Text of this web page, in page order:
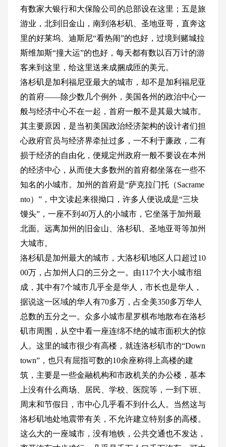
有数家大银行和大保险公司的总部设在这里；五是旅
游业，北到旧金山，南到洛杉矶、圣地亚哥，直奔这
里的好莱坞、迪斯尼“看热闹”的也好，过境到赌城拉
斯维加斯“撞大运”的也好，每天都有数以百万计的游
客来到这里，给这里送来成捆成匝的美元。
洛杉矶是加利福尼亚最大的城市，却不是加利福尼亚
的首府——除少数几个例外，美国各州的政治中心一
般与经济中心不在一起，首府一般不是其最大城市。
其主要原因，是当初美国政治经济架构的设计者们担
心政府官员与经济界牵扯过多，一不利于廉政，二有
损于经济的自由化，便规定州政府一般不要设在本州
的经济中心，从而使大多数州的首府都坐落在一些不
知名的小城市。加州的首府是“萨克拉门托（Sacrame
nto）”，中文读起来很拗口，许多人便说成是“三块
馒头”，一座不到40万人的小城市，它坐落于加州最
北面。远离加州的旧金山、洛杉矶、圣地亚哥等加州
大城市。
洛杉矶是加州最大的城市，大洛杉矶地区人口超过10
00万，占加州人口的三分之一。由117个大小城市组
成，其中有7个城市几乎全是华人，市长也是华人，
据说这一区域的华人有70多万，占全美350多万华人
总数的五分之一。众多小城市星罗棋布地散布在洛杉
矶市周围，从空中看一座连绵不绝的城市面积大的惊
人。这里的城市很少有高楼，就连洛杉矶市的“Down
town”，也只有屈指可数的10余座称得上高楼的建
筑，主要是一些金融机构和市政机关的办公楼，基本
上没有什么商场、居民、学校、医院等，一到下班、
周末和节假日，市中心几乎看不到什么人。当然这与
洛杉矶地处地震带有关，不允许建立特别多的高楼。
这么大的一座城市，没有地铁，公共交通也不发达，